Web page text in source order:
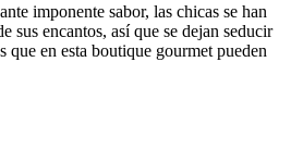
imponente sabor, las chicas se han
sus encantos, así que se dejan seducir
que en esta boutique gourmet pueden